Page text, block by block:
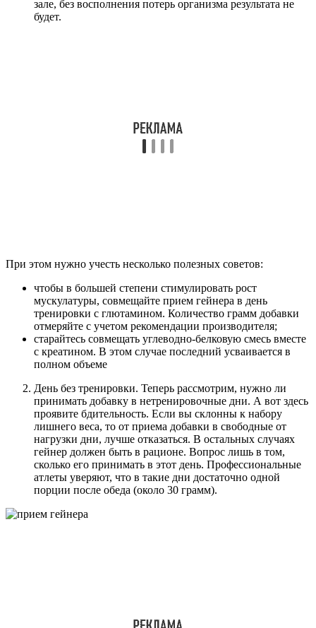
зале, без восполнения потерь организма результата не
будет.
При этом нужно учесть несколько полезных советов:
чтобы в большей степени стимулировать рост
мускулатуры, совмещайте прием гейнера в день
тренировки с глютамином. Количество грамм добавки
отмеряйте с учетом рекомендации производителя;
старайтесь совмещать углеводно-белковую смесь вместе
с креатином. В этом случае последний усваивается в
полном объеме
День без тренировки. Теперь рассмотрим, нужно ли
принимать добавку в нетренировочные дни. А вот здесь
проявите бдительность. Если вы склонны к набору
лишнего веса, то от приема добавки в свободные от
нагрузки дни, лучше отказаться. В остальных случаях
гейнер должен быть в рационе. Вопрос лишь в том,
сколько его принимать в этот день. Профессиональные
атлеты уверяют, что в такие дни достаточно одной
порции после обеда (около 30 грамм).